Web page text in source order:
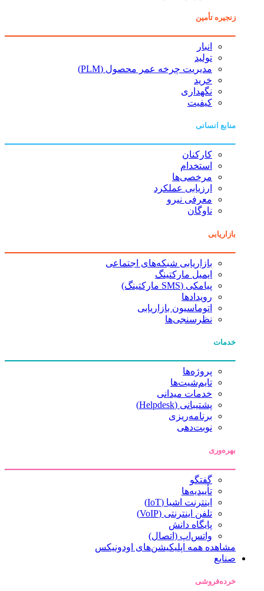
زنجیره تأمین
انبار
تولید
مدیریت چرخه عمر محصول (PLM)
خرید
نگهداری
کیفیت
منابع انسانی
کارکنان
استخدام
مرخصی‌ها
ارزیابی عملکرد
معرفی نیرو
ناوگان
بازاریابی
بازاریابی شبکه‌های اجتماعی
ایمیل مارکتینگ
پیامکی (SMS مارکتینگ)
رویدادها
اتوماسیون بازاریابی
نظرسنجی‌ها
خدمات
پروژه‌ها
تایم‌شیت‌ها
خدمات میدانی
پشتیبانی (Helpdesk)
برنامه‌ریزی
نوبت‌دهی
بهره‌وری
گفتگو
تأییدیه‌ها
اینترنت اشیا (IoT)
تلفن اینترنتی (VoIP)
پایگاه دانش
واتس‌اپ (اتصال)
مشاهده همه اپلیکیشن‌های اودونیکس
صنایع
خرده‌فروشی